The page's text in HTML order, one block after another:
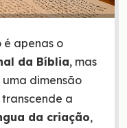
é apenas o
da Bíblia, mas
dimensão
a
da criação,